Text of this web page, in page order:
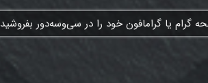
گرام یا گرامافون خود را در سی‌وسه‌دور بفروشید